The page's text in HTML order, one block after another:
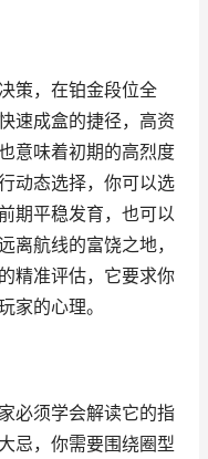
策，在铂金段位全
速成盒的捷径，高资
意味着初期的高烈度
动态选择，你可以选
期平稳发育，也可以
离航线的富饶之地，
精准评估，它要求你
家的心理。
必须学会解读它的指
忌，你需要围绕圈型